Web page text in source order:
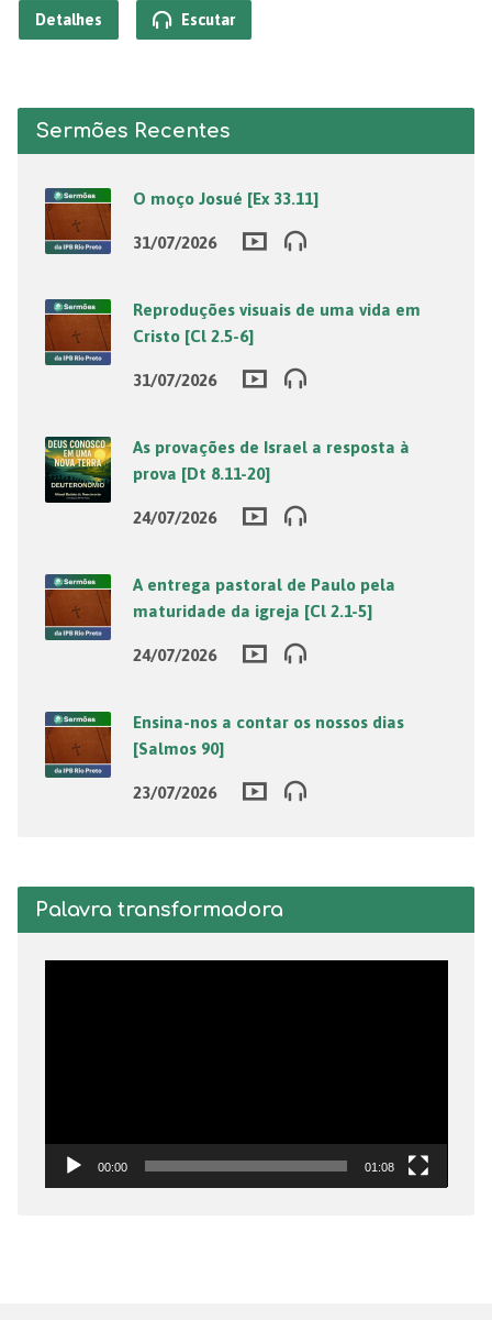
Detalhes Escutar
Sermões Recentes
O moço Josué [Ex 33.11]
31/07/2026
Reproduções visuais de uma vida em
Cristo [Cl 2.5-6]
31/07/2026
As provações de Israel a resposta à
prova [Dt 8.11-20]
24/07/2026
A entrega pastoral de Paulo pela
maturidade da igreja [Cl 2.1-5]
24/07/2026
Ensina-nos a contar os nossos dias
[Salmos 90]
23/07/2026
Palavra transformadora
00:00 01:08